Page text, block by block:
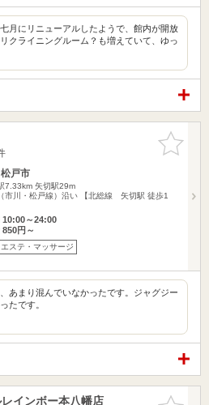
月にリニューアルしたようで、館内が開放
クライニングルーム？も増えていて、ゆっ
お気に入
りに追加
戸市
7.33km 矢切駅29m
市川・松戸線）沿い 【北総線 矢切駅 徒歩1
10:00～24:00
850円～
エステ・マッサージ
あまり混んでいなかったです。ジャグジー
たです。
お気に入
インボー本八幡店